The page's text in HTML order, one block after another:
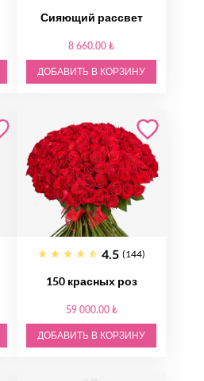
Сияющий рассвет
8 660.00 ₺
ДОБАВИТЬ В КОРЗИНУ
4.5 (144)
150 красных роз
59 000.00 ₺
ДОБАВИТЬ В КОРЗИНУ